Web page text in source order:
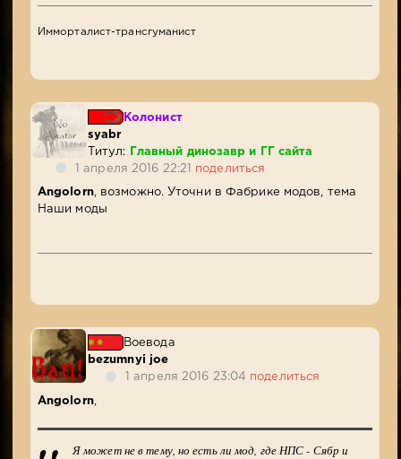
Имморталист-трансгуманист
Колонист
syabr
Титул:
Главный динозавр и ГГ сайта
1 апреля 2016 22:21 поделиться
Angolorn, возможно. Уточни в Фабрике модов, тема
Наши моды
Воевода
bezumnyi joe
1 апреля 2016 23:04
поделиться
Angolorn,
Я может не в тему, но есть ли мод, где НПС - Сябр и